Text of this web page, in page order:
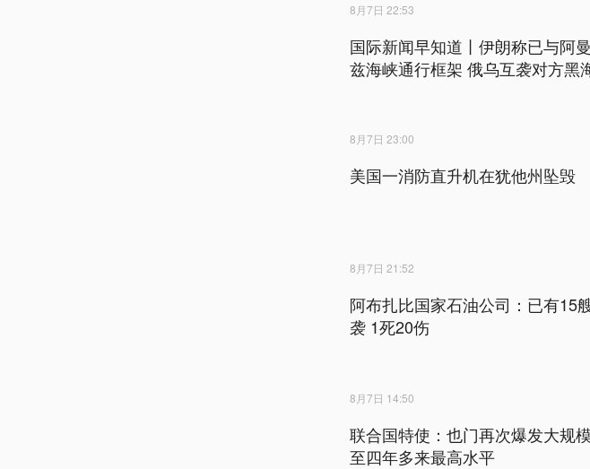
8月7日 22:53
国际新闻早知道丨伊朗称已与阿
兹海峡通行框架 俄乌互袭对方黑
8月7日 23:00
美国一消防直升机在犹他州坠毁
8月7日 21:52
阿布扎比国家石油公司：已有15
袭 1死20伤
8月7日 14:50
联合国特使：也门再次爆发大规
至四年多来最高水平